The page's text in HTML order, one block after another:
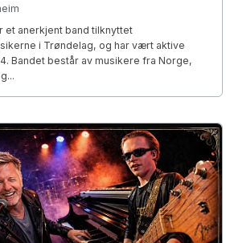
et anerkjent band tilknyttet
i Trøndelag, og har vært aktive
Bandet består av musikere fra Norge,